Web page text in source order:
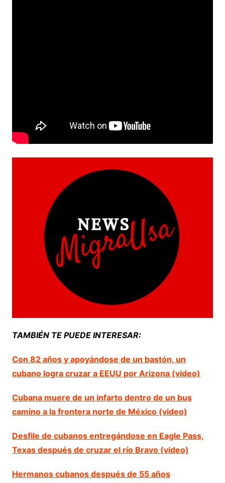
TAMBIÉN TE PUEDE INTERESAR:
Con 82 años y apoyándose de un bastón, un
cubano logra cruzar a EEUU por Arizona (video)
Cubana muere de un infarto dentro de un bus
camino a la frontera norte de México (video)
Desfile de cubanos entregándose en Eagle Pass,
Texas después de cruzar el río Bravo (video)
Hermanos cubanos después de 55 años